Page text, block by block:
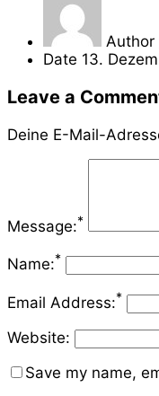
Author
Date 13.
Leave a
Deine E-Mail-
Message:*
Name:*
Email Address:*
Website:
Save my name,